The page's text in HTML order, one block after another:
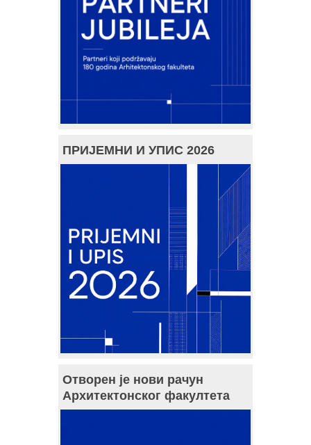
ПРИЈЕМНИ И УПИС 2026
Отворен је нови рачун
Архитектонског факултета